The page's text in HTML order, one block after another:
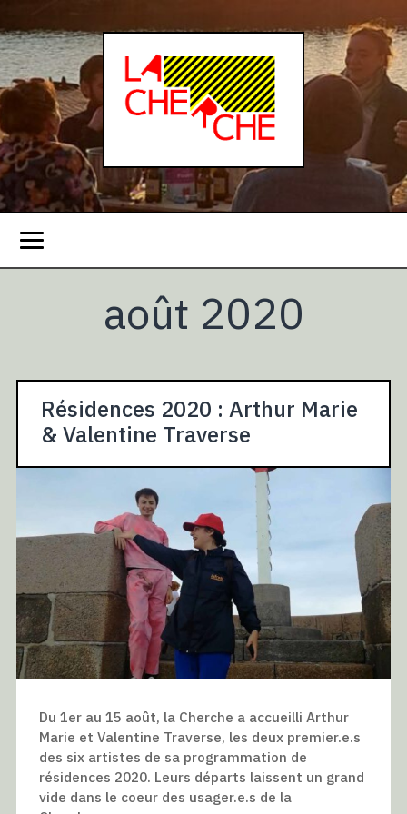
août 2020
Résidences 2020 : Arthur Marie
& Valentine Traverse
Du 1er au 15 août, la Cherche a accueilli Arthur
Marie et Valentine Traverse, les deux premier.e.s
des six artistes de sa programmation de
résidences 2020. Leurs départs laissent un grand
vide dans le coeur des usager.e.s de la